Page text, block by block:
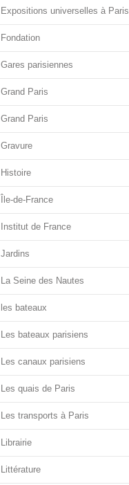
Expositions universelles à Paris
Fondation
Gares parisiennes
Grand Paris
Grand Paris
Gravure
Histoire
Île-de-France
Institut de France
Jardins
La Seine des Nautes
les bateaux
Les bateaux parisiens
Les canaux parisiens
Les quais de Paris
Les transports à Paris
Librairie
Littérature